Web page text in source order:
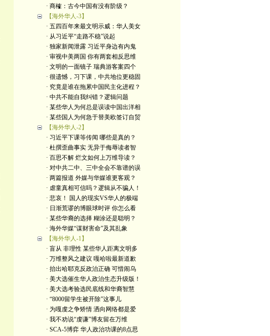
· 商榷：古今中国有没有阶级？
【海外华人-3】
· 五四百年来最文明示威：华人美女
· 从习近平“走路不稳”说起
· 独家新闻泄露 习近平身边有内鬼
· 审视中美两国 你有两套相反思维
· 文明的一面镜子 瑞典游客案四个
· 很遗憾，习下课，中共地位更稳固
· 究竟是谁在拖累中国民主化进程？
· 中共不能自我纠错？逻辑问题
· 某些华人为何总是误读中国出洋相
· 某些国人为何急于替美欧签订自贸
【海外华人-2】
· 习近平下课等传闻 哪些是真的？
· 杜撰歪曲事实 无异于侮辱读者智
· 百思不解 烂文如何上万维导读？
· 对中共二中、三中全会不靠谱的误
· 两篇报道 外媒与华媒谁更客观？
· 虐童真相可信吗？逻辑从不骗人！
· 悲哀！ 国人的现实VS华人的极端
· 日渐荒谬的博眼球时评 你怎么看
· 某些华裔的选择 糊涂还是聪明？
· 海外华媒“谋财害命”及其乱象
【海外华人-1】
· 盲从 非理性 某些华人距离文明多
· 万维整风之建议 嘎哈啦最新道歉
· 抬出哈耶克反政治正确 可惜闹乌
· 美大选催生华人政治生态升级版！
· 美大选考验选民底线和华裔智慧
· “8000留学生被开除”这事儿
· 为嘎虔之争矫情 洒向网络都是爱
· 我不劝说“虔谦”博友留在万维
· SCA-5博弈 华人政治功课的8点思